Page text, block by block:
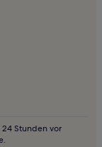
Stunden vor